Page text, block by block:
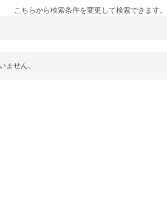
こちらから検索条件を変更して検索できます。
ません。